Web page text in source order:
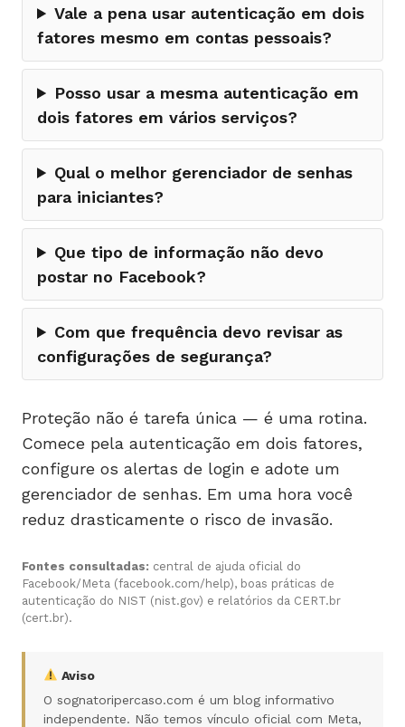
Vale a pena usar autenticação em dois
fatores mesmo em contas pessoais?
Posso usar a mesma autenticação em
dois fatores em vários serviços?
Qual o melhor gerenciador de senhas
para iniciantes?
Que tipo de informação não devo
postar no Facebook?
Com que frequência devo revisar as
configurações de segurança?
Proteção não é tarefa única — é uma rotina.
Comece pela autenticação em dois fatores,
configure os alertas de login e adote um
gerenciador de senhas. Em uma hora você
reduz drasticamente o risco de invasão.
Fontes consultadas: central de ajuda oficial do
Facebook/Meta (facebook.com/help), boas práticas de
autenticação do NIST (nist.gov) e relatórios da CERT.br
(cert.br).
Aviso
O sognatoripercaso.com é um blog informativo
independente. Não temos vínculo oficial com Meta,